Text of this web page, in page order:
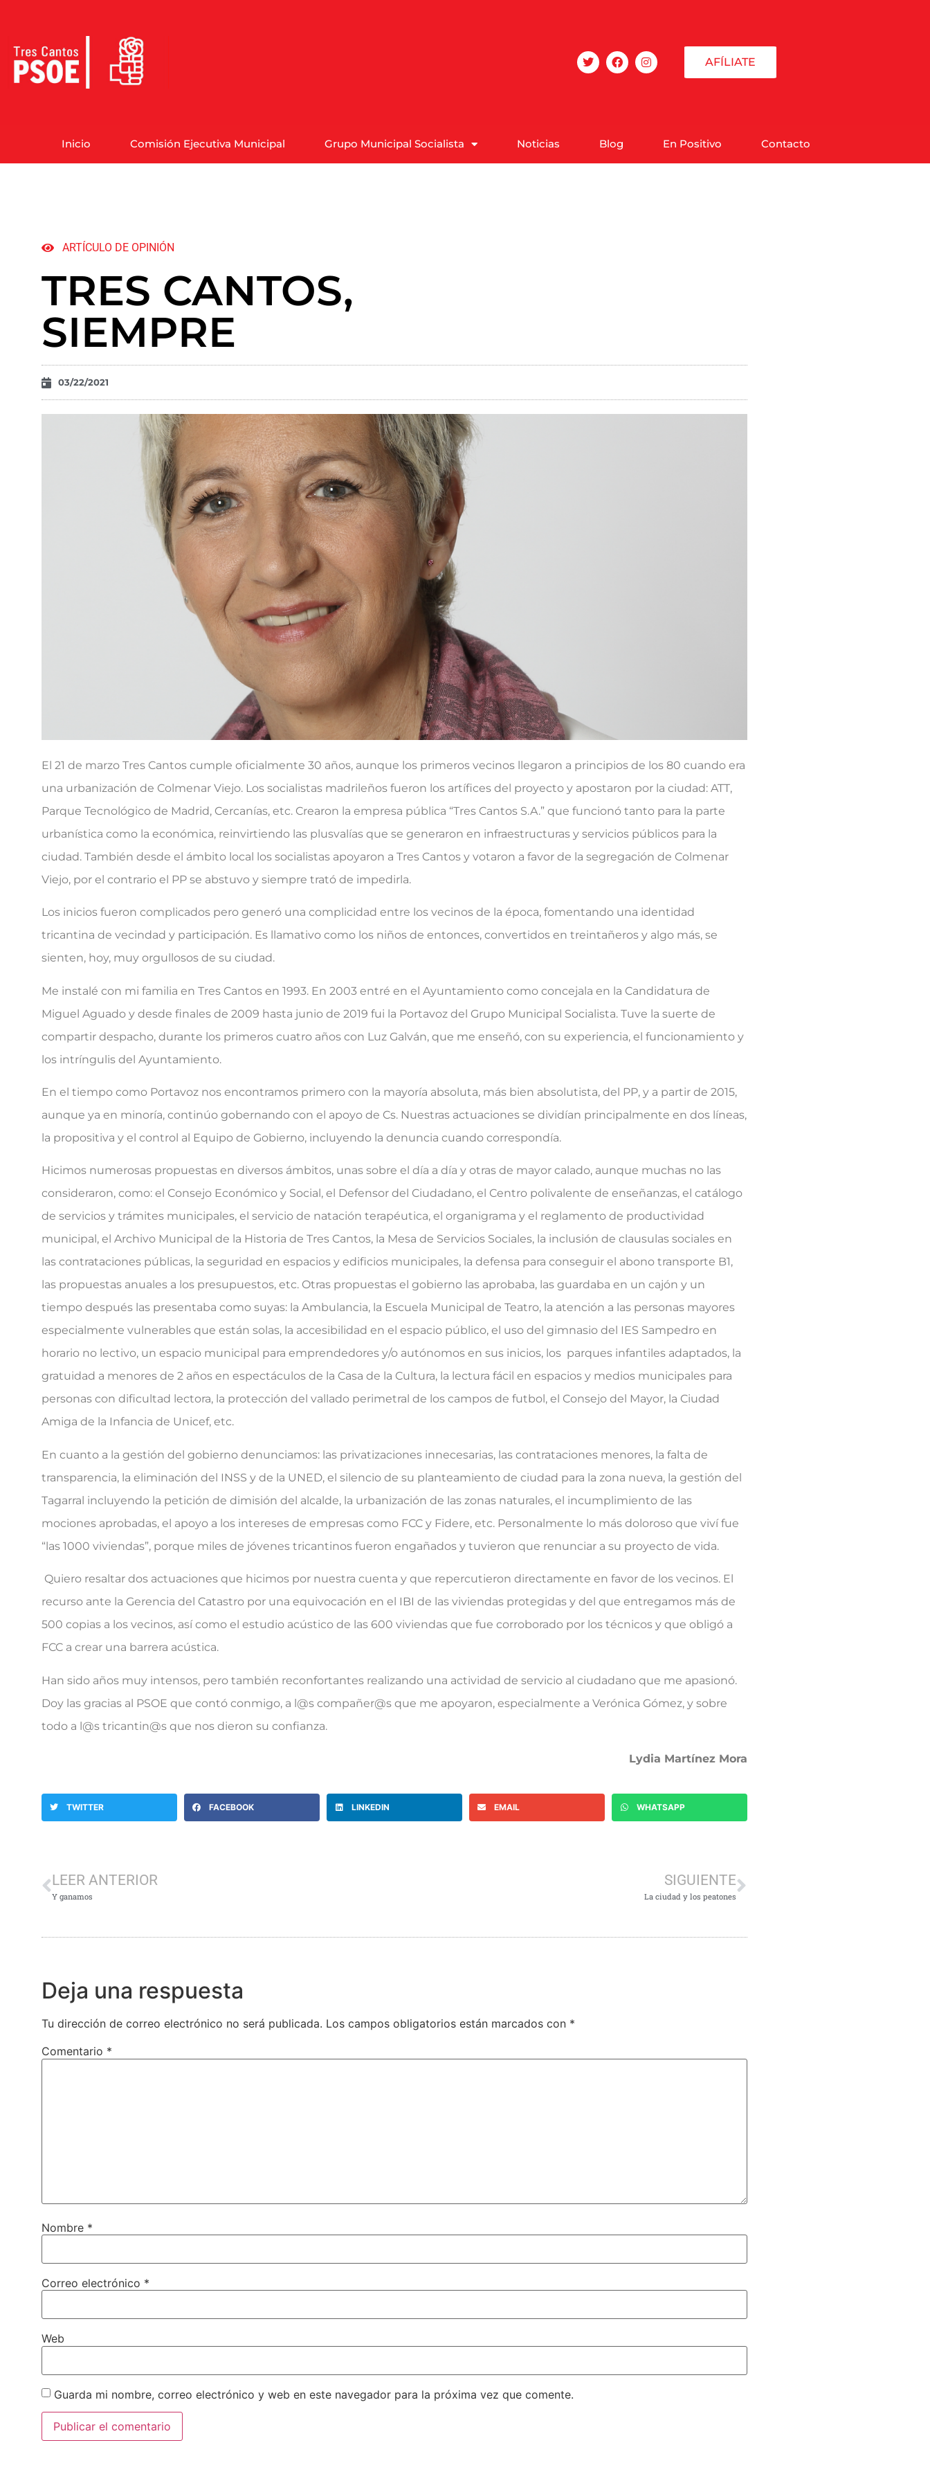
AFÍLIATE
Inicio Comisión Ejecutiva Municipal Grupo Municipal Socialista Noticias Blog En Positivo Contacto
ARTÍCULO DE OPINIÓN
TRES CANTOS,
SIEMPRE
03/22/2021
El 21 de marzo Tres Cantos cumple oficialmente 30 años, aunque los primeros vecinos llegaron a principios de los 80 cuando era
una urbanización de Colmenar Viejo. Los socialistas madrileños fueron los artífices del proyecto y apostaron por la ciudad: ATT,
Parque Tecnológico de Madrid, Cercanías, etc. Crearon la empresa pública “Tres Cantos S.A.” que funcionó tanto para la parte
urbanística como la económica, reinvirtiendo las plusvalías que se generaron en infraestructuras y servicios públicos para la
ciudad. También desde el ámbito local los socialistas apoyaron a Tres Cantos y votaron a favor de la segregación de Colmenar
Viejo, por el contrario el PP se abstuvo y siempre trató de impedirla.
Los inicios fueron complicados pero generó una complicidad entre los vecinos de la época, fomentando una identidad
tricantina de vecindad y participación. Es llamativo como los niños de entonces, convertidos en treintañeros y algo más, se
sienten, hoy, muy orgullosos de su ciudad.
Me instalé con mi familia en Tres Cantos en 1993. En 2003 entré en el Ayuntamiento como concejala en la Candidatura de
Miguel Aguado y desde finales de 2009 hasta junio de 2019 fui la Portavoz del Grupo Municipal Socialista. Tuve la suerte de
compartir despacho, durante los primeros cuatro años con Luz Galván, que me enseñó, con su experiencia, el funcionamiento y
los intríngulis del Ayuntamiento.
En el tiempo como Portavoz nos encontramos primero con la mayoría absoluta, más bien absolutista, del PP, y a partir de 2015,
aunque ya en minoría, continúo gobernando con el apoyo de Cs. Nuestras actuaciones se dividían principalmente en dos líneas,
la propositiva y el control al Equipo de Gobierno, incluyendo la denuncia cuando correspondía.
Hicimos numerosas propuestas en diversos ámbitos, unas sobre el día a día y otras de mayor calado, aunque muchas no las
consideraron, como: el Consejo Económico y Social, el Defensor del Ciudadano, el Centro polivalente de enseñanzas, el catálogo
de servicios y trámites municipales, el servicio de natación terapéutica, el organigrama y el reglamento de productividad
municipal, el Archivo Municipal de la Historia de Tres Cantos, la Mesa de Servicios Sociales, la inclusión de clausulas sociales en
las contrataciones públicas, la seguridad en espacios y edificios municipales, la defensa para conseguir el abono transporte B1,
las propuestas anuales a los presupuestos, etc. Otras propuestas el gobierno las aprobaba, las guardaba en un cajón y un
tiempo después las presentaba como suyas: la Ambulancia, la Escuela Municipal de Teatro, la atención a las personas mayores
especialmente vulnerables que están solas, la accesibilidad en el espacio público, el uso del gimnasio del IES Sampedro en
horario no lectivo, un espacio municipal para emprendedores y/o autónomos en sus inicios, los parques infantiles adaptados, la
gratuidad a menores de 2 años en espectáculos de la Casa de la Cultura, la lectura fácil en espacios y medios municipales para
personas con dificultad lectora, la protección del vallado perimetral de los campos de futbol, el Consejo del Mayor, la Ciudad
Amiga de la Infancia de Unicef, etc.
En cuanto a la gestión del gobierno denunciamos: las privatizaciones innecesarias, las contrataciones menores, la falta de
transparencia, la eliminación del INSS y de la UNED, el silencio de su planteamiento de ciudad para la zona nueva, la gestión del
Tagarral incluyendo la petición de dimisión del alcalde, la urbanización de las zonas naturales, el incumplimiento de las
mociones aprobadas, el apoyo a los intereses de empresas como FCC y Fidere, etc. Personalmente lo más doloroso que viví fue
“las 1000 viviendas”, porque miles de jóvenes tricantinos fueron engañados y tuvieron que renunciar a su proyecto de vida.
Quiero resaltar dos actuaciones que hicimos por nuestra cuenta y que repercutieron directamente en favor de los vecinos. El
recurso ante la Gerencia del Catastro por una equivocación en el IBI de las viviendas protegidas y del que entregamos más de
500 copias a los vecinos, así como el estudio acústico de las 600 viviendas que fue corroborado por los técnicos y que obligó a
FCC a crear una barrera acústica.
Han sido años muy intensos, pero también reconfortantes realizando una actividad de servicio al ciudadano que me apasionó.
Doy las gracias al PSOE que contó conmigo, a l@s compañer@s que me apoyaron, especialmente a Verónica Gómez, y sobre
todo a l@s tricantin@s que nos dieron su confianza.
Lydia Martínez Mora
TWITTER FACEBOOK LINKEDIN EMAIL WHATSAPP
LEER ANTERIOR
Y ganamos
SIGUIENTE
La ciudad y los peatones
Deja una respuesta
Tu dirección de correo electrónico no será publicada. Los campos obligatorios están marcados con *
Comentario *
Nombre *
Correo electrónico *
Web
Guarda mi nombre, correo electrónico y web en este navegador para la próxima vez que comente.